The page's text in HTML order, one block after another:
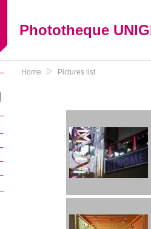
Phototheque
Home Pictures list